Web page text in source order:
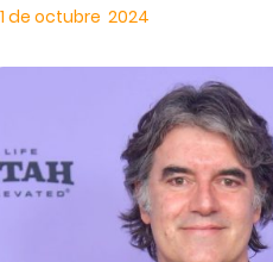
de octubre 2024